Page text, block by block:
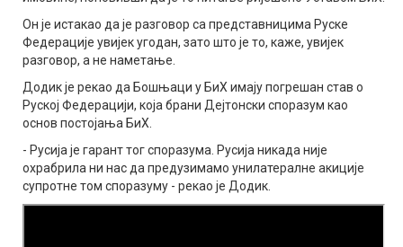
Он је истакао да је разговор са представницима Руске
Федерације увијек угодан, зато што је то, каже, увијек
разговор, а не наметање.
Додик је рекао да Бошњаци у БиХ имају погрешан став о
Руској Федерацији, која брани Дејтонски споразум као
основ постојања БиХ.
- Русија је гарант тог споразума. Русија никада није
охрабрила ни нас да предузимамо унилатералне акиције
супротне том споразуму - рекао је Додик.